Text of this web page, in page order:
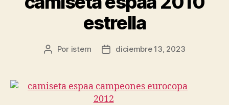
estrella
Autor
entrada
Por istern
Fecha
entrada
diciembre 13, 2023